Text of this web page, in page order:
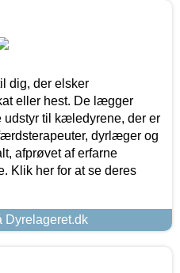
dig, der elsker
eller hest. De lægger
til kæledyrene, der er
dyrlæger og
afprøvet af erfarne
Klik her for at se deres
Dyrelageret.dk